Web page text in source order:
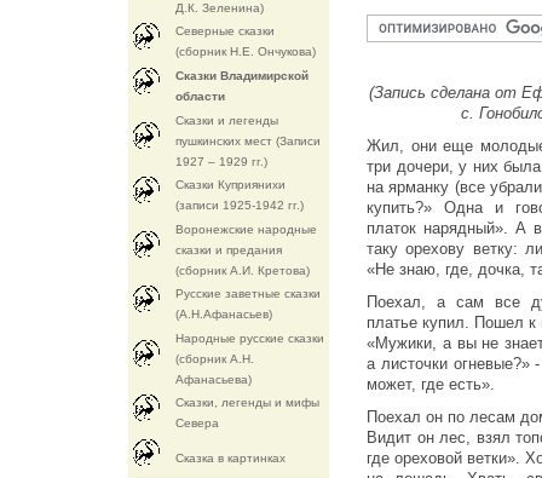
(Запись сделана от
с.
Жил, они еще
три дочери, у них
на ярманку (все
купить?» Одна и
платок нарядный». А
таку орехову ветку:
«Не знаю, где, дочка,
Поехал, а сам все
платье купил. Пошел
«Мужики, а вы не
а листочки
может, где есть».
Поехал он по лесам
Видит он лес, взял
где ореховой ветки».
Д.К. Зеленина)
Северные сказки
(сборник Н.Е. Ончукова)
Сказки Владимирской
области
Сказки и легенды
пушкинских мест (Записи
1927 – 1929 гг.)
Сказки Куприянихи
(записи 1925-1942 гг.)
Воронежские народные
сказки и предания
(сборник А.И. Кретова)
Русские заветные сказки
(А.Н.Афанасьев)
Народные русские сказки
(сборник А.Н.
Афанасьева)
Сказки, легенды и мифы
Севера
Cказка в картинках